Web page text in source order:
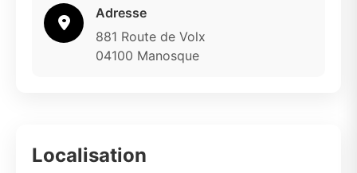
Adresse
881 Route de Volx
04100 Manosque
Localisation